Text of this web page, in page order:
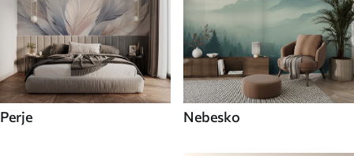
Perje Nebesko